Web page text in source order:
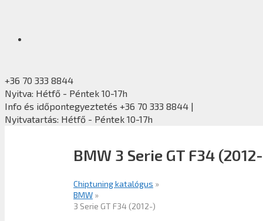
+36 70 333 8844
Nyitva: Hétfő - Péntek 10-17h
Info és időpontegyeztetés +36 70 333 8844 |
Nyitvatartás: Hétfő - Péntek 10-17h
BMW 3 Serie GT F34
Chiptuning katalógus »
BMW »
3 Serie GT F34 (2012-)